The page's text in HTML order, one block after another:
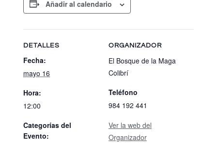
Añadir al calendario
DETALLES
Fecha:
mayo 16
Hora:
12:00
Categorías del
Evento:
ORGANIZADOR
El Bosque de la Maga
Colibrí
Teléfono
984 192 441
Ver la web del
Organizador